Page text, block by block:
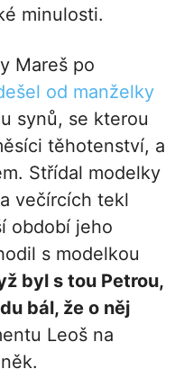
minulosti.
Mareš po
od manželky
synů, se kterou
těhotenství, a
Střídal modelky
večírcích tekl
období jeho
s modelkou
byl s tou Petrou,
bál, že o něj
Leoš na